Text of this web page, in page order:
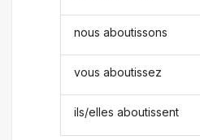
nous aboutissons
vous aboutissez
ils/elles aboutissent